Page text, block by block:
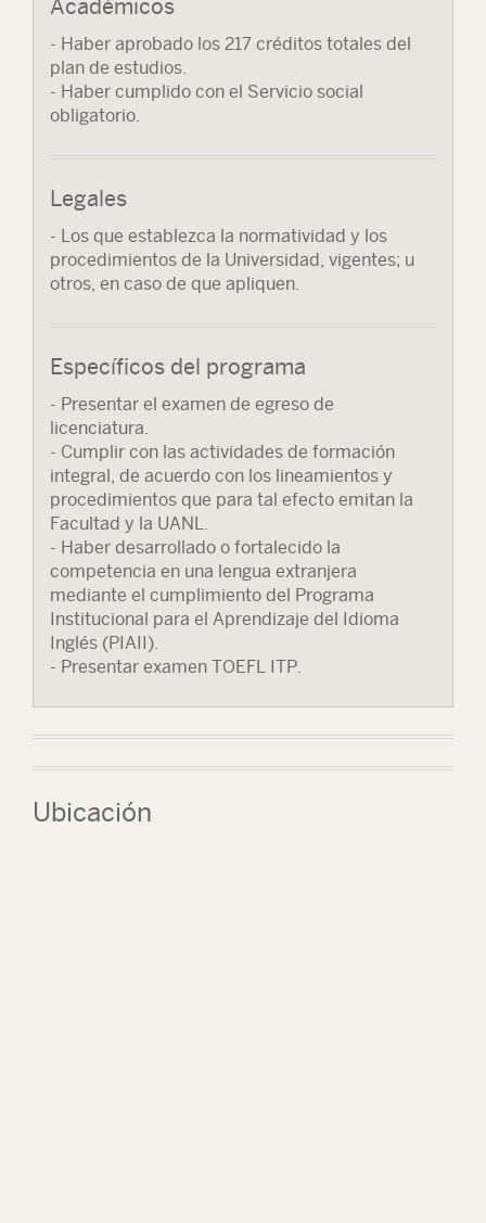
Académicos
- Haber aprobado los 217 créditos totales del
plan de estudios.
- Haber cumplido con el Servicio social
obligatorio.
Legales
- Los que establezca la normatividad y los
procedimientos de la Universidad, vigentes; u
otros, en caso de que apliquen.
Específicos del programa
- Presentar el examen de egreso de
licenciatura.
- Cumplir con las actividades de formación
integral, de acuerdo con los lineamientos y
procedimientos que para tal efecto emitan la
Facultad y la UANL.
- Haber desarrollado o fortalecido la
competencia en una lengua extranjera
mediante el cumplimiento del Programa
Institucional para el Aprendizaje del Idioma
Inglés (PIAII).
- Presentar examen TOEFL ITP.
Ubicación